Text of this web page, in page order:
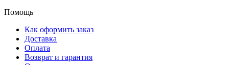
Помощь
Как оформить заказ
Доставка
Оплата
Возврат и гарантия